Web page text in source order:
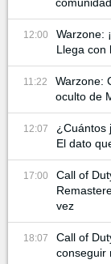
12:00
Warzone:
Llega con
11:22
Warzone:
oculto de
12:07
¿Cuántos
El dato
17:00
Call of
vez
18:07
Call of
conseguir